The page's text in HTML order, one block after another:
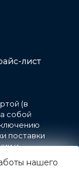
лист
(в
собой
поставки
и
на
нашего